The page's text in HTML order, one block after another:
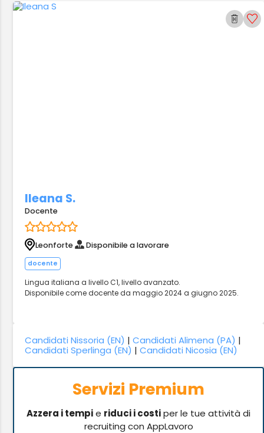
Ileana S.
Docente
Leonforte Disponibile a lavorare
docente
Lingua italiana a livello C1, livello avanzato.
Disponibile come docente da maggio 2024 a giugno 2025.
Candidati Nissoria (EN) |Candidati Alimena (PA) |
Candidati Sperlinga (EN) |Candidati Nicosia (EN)
Servizi Premium
Azzera i tempie riduci i costiper le tue attività di
recruiting con AppLavoro